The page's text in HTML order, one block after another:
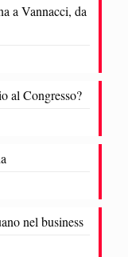
a Vannacci, da
al Congresso?
nel business